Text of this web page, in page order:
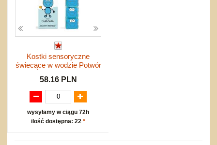
Kostki sensoryczne
świecące w wodzie Potwór
58.16 PLN
wysyłamy w ciągu 72h
ilość dostępna: 22 *